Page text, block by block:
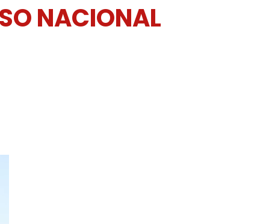
NACIONAL